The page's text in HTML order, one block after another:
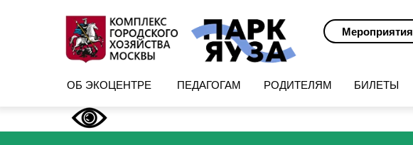
ОБ ЭКОЦЕНТРЕ ПЕДАГОГАМ РОДИТЕЛЯМ БИЛЕТЫ
Мероприятия